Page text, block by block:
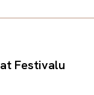
Festivalu